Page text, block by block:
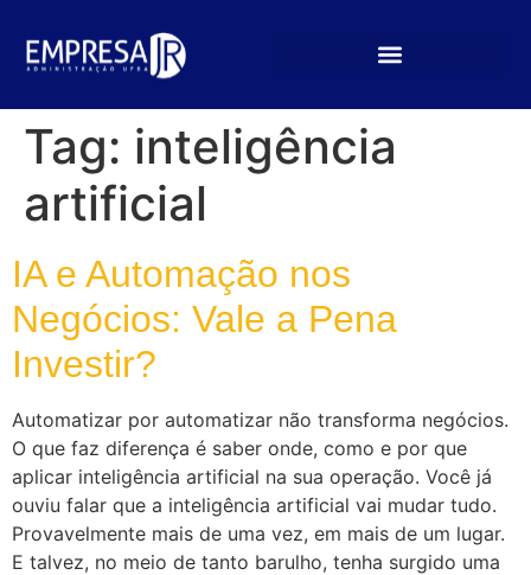
Tag: inteligência
artificial
IA e Automação nos
Negócios: Vale a Pena
Investir?
Automatizar por automatizar não transforma negócios.
O que faz diferença é saber onde, como e por que
aplicar inteligência artificial na sua operação. Você já
ouviu falar que a inteligência artificial vai mudar tudo.
Provavelmente mais de uma vez, em mais de um lugar.
E talvez, no meio de tanto barulho, tenha surgido uma